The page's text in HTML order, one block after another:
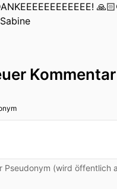
Kommentar
Pseudonym (wird öffentlich